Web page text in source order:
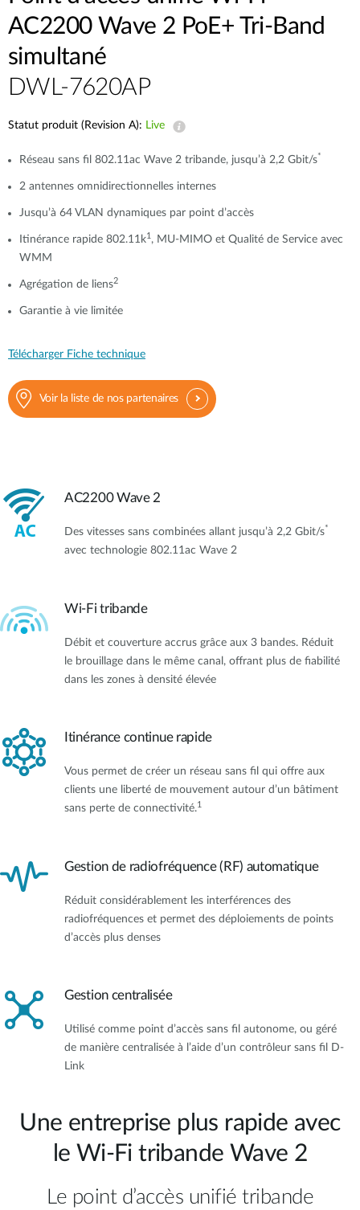
AC2200 Wave 2 PoE+ Tri-Band
simultané
DWL-7620AP
Statut produit (Revision A): Live
Réseau sans fil 802.11ac Wave 2 tribande, jusqu’à 2,2 Gbit/s*
2 antennes omnidirectionnelles internes
Jusqu’à 64 VLAN dynamiques par point d’accès
Itinérance rapide 802.11k1 , MU-MIMO et Qualité de Service avec
WMM
Agrégation de liens2
Garantie à vie limitée
Télécharger Fiche technique
Voir la liste de nos partenaires
AC2200 Wave 2
Des vitesses sans combinées allant jusqu’à 2,2 Gbit/s*
avec technologie 802.11ac Wave 2
Wi-Fi tribande
Débit et couverture accrus grâce aux 3 bandes. Réduit
le brouillage dans le même canal, offrant plus de fiabilité
dans les zones à densité élevée
Itinérance continue rapide
Vous permet de créer un réseau sans fil qui offre aux
clients une liberté de mouvement autour d’un bâtiment
sans perte de connectivité.1
Gestion de radiofréquence (RF) automatique
Réduit considérablement les interférences des
radiofréquences et permet des déploiements de points
d’accès plus denses
Gestion centralisée
Utilisé comme point d’accès sans fil autonome, ou géré
de manière centralisée à l’aide d’un contrôleur sans fil D-
Link
Une entreprise plus rapide avec
le Wi-Fi tribande Wave 2
Le point d’accès unifié tribande